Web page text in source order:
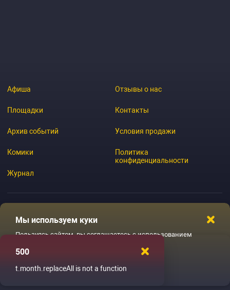
Афиша
Площадки
Архив событий
Комики
Журнал
Отзывы о нас
Контакты
Условия продажи
Политика
конфиденциальности
Мы используем куки
Пользуясь сайтом, вы соглашаетесь с использованием
Ладненько
500
t.month.replaceAll is not a function